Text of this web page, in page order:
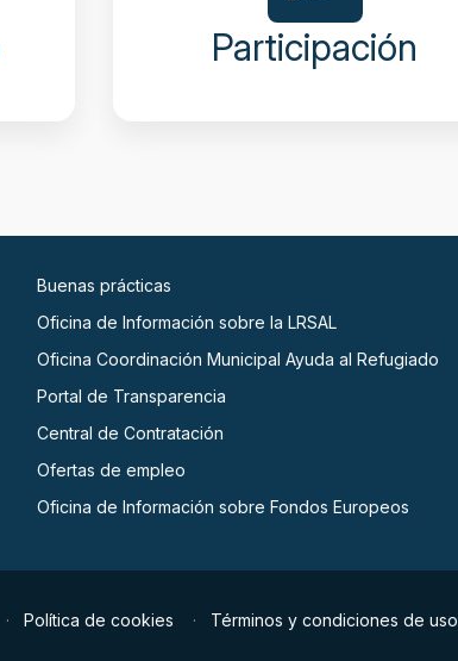
Participación
Buenas prácticas
Oficina de Información sobre la LRSAL
Oficina Coordinación Municipal Ayuda al Refugiado
Portal de Transparencia
Central de Contratación
Ofertas de empleo
Oficina de Información sobre Fondos Europeos
Política de cookies Términos y condiciones de uso